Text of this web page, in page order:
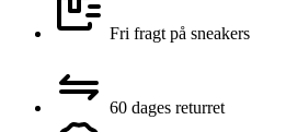
Fri fragt på sneakers
60 dages returret